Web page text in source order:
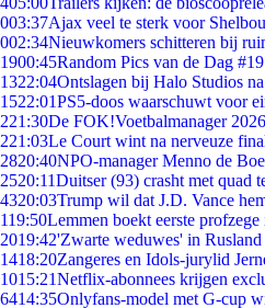
003:37Ajax veel te sterk voor
002:34Nieuwkomers schitteren bij
1900:45Random Pics van de Dag
1322:04Ontslagen bij Halo Studios
1522:01PS5-doos waarschuwt voor
221:30De FOK!Voetbalmanager
221:03Le Court wint na nerveuze
2820:40NPO-manager Menno de
2520:11Duitser (93) crasht met quad
4320:03Trump wil dat J.D. Vance
119:50Lemmen boekt eerste
2019:42'Zwarte weduwes' in
1418:20Zangeres en Idols-jurylid
1015:21Netflix-abonnees krijgen
6414:35Onlyfans-model met G-cup